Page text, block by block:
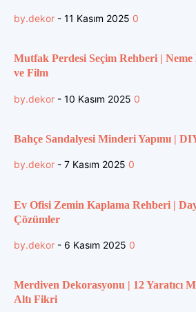
by.dekor - 11 Kasım 2025 0
Mutfak Perdesi Seçim Rehberi | Neme
ve Film
by.dekor - 10 Kasım 2025 0
Bahçe Sandalyesi Minderi Yapımı |
by.dekor - 7 Kasım 2025 0
Ev Ofisi Zemin Kaplama Rehberi |
Çözümler
by.dekor - 6 Kasım 2025 0
Merdiven Dekorasyonu | 12 Yaratıcı
Altı Fikri